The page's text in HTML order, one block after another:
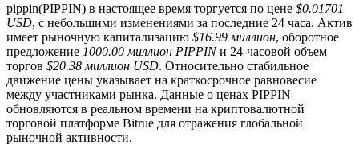
Фьючерсы с использованием USDT в качестве
обеспечения
pippin(PIPPIN) в настоящее время торгуется по цене $0.01701
USD, с небольшими изменениями за последние 24 часа. Актив
имеет рыночную капитализацию $16.99 миллион, оборотное
предложение 1000.00 миллион PIPPINи 24-часовой объем
торгов $20.38 миллион USD. Относительно стабильное
движение цены указывает на краткосрочное равновесие
между участниками рынка. Данные о ценах PIPPIN
обновляются в реальном времени на криптовалютной
торговой платформе Bitrue для отражения глобальной
рыночной активности.